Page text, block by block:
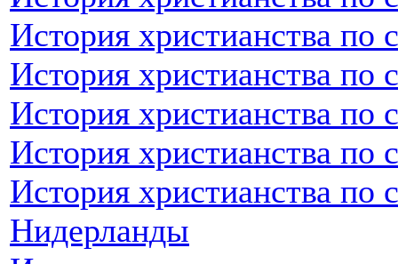
История христианства по
История христианства по
История христианства по
История христианства по
История христианства по
Нидерланды